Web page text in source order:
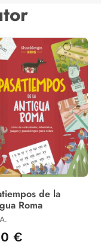
de la
Roma
€